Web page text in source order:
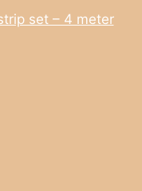
set – 4 meter